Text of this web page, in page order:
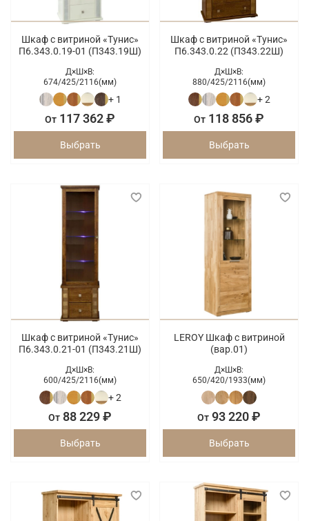
Шкаф с витриной «Тунис»
П6.343.0.19-01 (П343.19Ш)
Д×Ш×В:
674/425/2116(мм)
+ 1
От 117 362 ₽
Выбрать
Шкаф с витриной «Тунис»
П6.343.0.22 (П343.22Ш)
Д×Ш×В:
880/425/2116(мм)
+ 2
От 118 856 ₽
Выбрать
Шкаф с витриной «Тунис»
П6.343.0.21-01 (П343.21Ш)
Д×Ш×В:
600/425/2116(мм)
+ 2
От 88 229 ₽
Выбрать
LEROY Шкаф с витриной
(вар.01)
Д×Ш×В:
650/420/1933(мм)
От 93 220 ₽
Выбрать